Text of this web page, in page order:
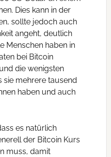
Dies kann in der
sollte jedoch auch
angeht, deutlich
Menschen haben in
bei Bitcoin
die wenigsten
sie mehrere tausend
haben und auch
es natürlich
der Bitcoin Kurs
muss, damit